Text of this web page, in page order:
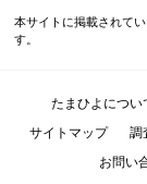
本サイトに掲載されて
す。
たまひよについ
サイトマップ
調
お問い